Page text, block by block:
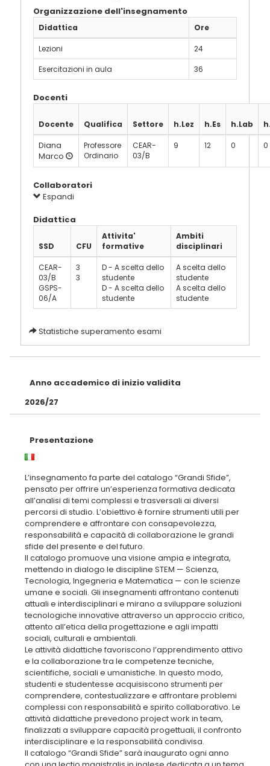
Organizzazione dell'insegnamento
Didattica Ore
Lezioni
24
Esercitazioni in aula
36
Docenti
Docente Qualifica Settore h.Lez h.Es h.Lab
Diana
Marco
Professore
Ordinario
CEAR-
03/B
9 12 0 0
Collaboratori
Espandi
Didattica
SSD CFU
Attivita'
formative
Ambiti
disciplinari
CEAR-
03/B
GSPS-
06/A
3
3
D - A scelta dello
studente
D - A scelta dello
studente
A scelta dello
studente
A scelta dello
studente
Statistiche superamento esami
Anno accademico di inizio validita
2026/27
Presentazione
L’insegnamento fa parte del catalogo “Grandi Sfide”,
pensato per offrire un’esperienza formativa dedicata
all’analisi di temi complessi e trasversali ai diversi
percorsi di studio. L’obiettivo è fornire strumenti utili per
comprendere e affrontare con consapevolezza,
responsabilità e capacità di collaborazione le grandi
sfide del presente e del futuro.
Il catalogo promuove una visione ampia e integrata,
mettendo in dialogo le discipline STEM — Scienza,
Tecnologia, Ingegneria e Matematica — con le scienze
umane e sociali. Gli insegnamenti affrontano contenuti
attuali e interdisciplinari e mirano a sviluppare soluzioni
tecnologiche innovative attraverso un approccio critico,
attento all’etica della progettazione e agli impatti
sociali, culturali e ambientali.
Le attività didattiche favoriscono l’apprendimento attivo
e la collaborazione tra le competenze tecniche,
scientifiche, sociali e umanistiche. In questo modo,
studenti e studentesse acquisiscono strumenti per
comprendere, contestualizzare e affrontare problemi
complessi con responsabilità e spirito collaborativo. Le
attività didattiche prevedono project work in team,
finalizzati a sviluppare capacità progettuali, il confronto
interdisciplinare e la responsabilità condivisa.
Il catalogo “Grandi Sfide” sarà inaugurato ogni anno